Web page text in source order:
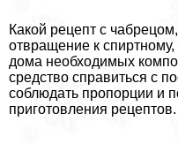
Какой рецепт с
отвращение к
дома необходимых
средство справиться с
соблюдать пропорции и
приготовления рецептов.